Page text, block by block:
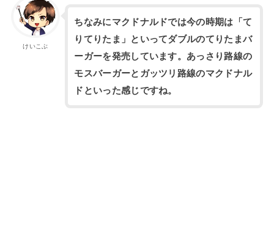
けいこぶ
ちなみにマクドナルドでは今の時期は「て
りてりたま」といってダブルのてりたまバ
ーガーを発売しています。あっさり路線の
モスバーガーとガッツリ路線のマクドナル
ドといった感じですね。